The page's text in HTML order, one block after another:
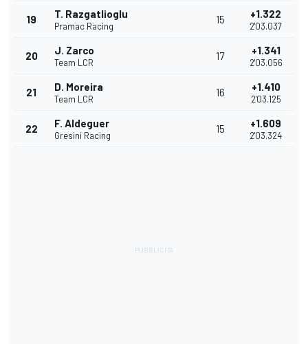
19 T. Razgatlioglu
Pramac Racing
15 +1.322
2'03.037
20 J. Zarco
Team LCR
17 +1.341
2'03.056
21 D. Moreira
Team LCR
16 +1.410
2'03.125
22 F. Aldeguer
Gresini Racing
15 +1.609
2'03.324